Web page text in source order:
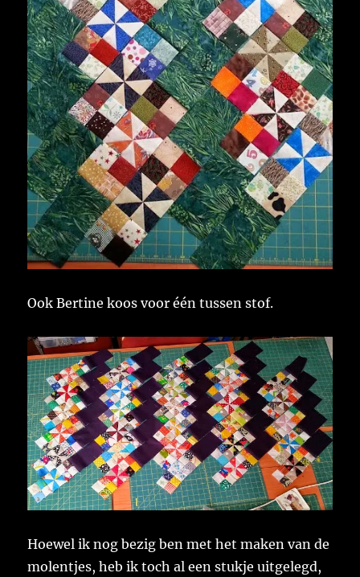
Ook Bertine koos voor één tussen stof.
Hoewel ik nog bezig ben met het maken van de
molentjes, heb ik toch al een stukje uitgelegd,